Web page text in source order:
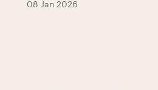
08 Jan 2026